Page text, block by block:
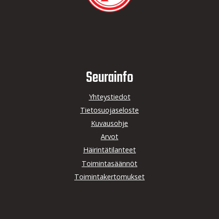
Seurainfo
Yhteystiedot
Tietosuojaseloste
Kuvausohje
Arvot
Häirintätilanteet
Toimintasäännöt
Toimintakertomukset